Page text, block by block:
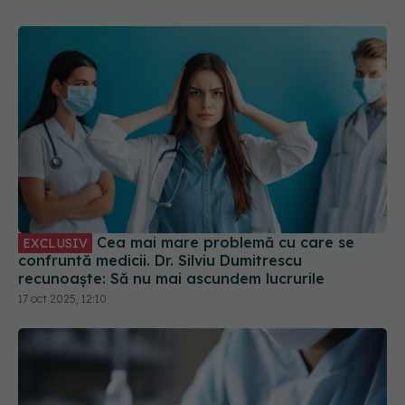
EXCLUSIV
confruntă medicii. Dr. Silviu Dumitrescu
recunoaște: Să nu mai ascundem lucrurile
17 oct 2025, 12:10